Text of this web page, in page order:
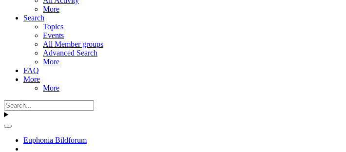
More
Search
Topics
Events
All Member groups
Advanced Search
More
FAQ
More
More
Euphonia Bildforum